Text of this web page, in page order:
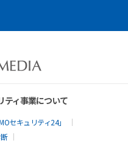
ティ事業について
セキュリティ24」